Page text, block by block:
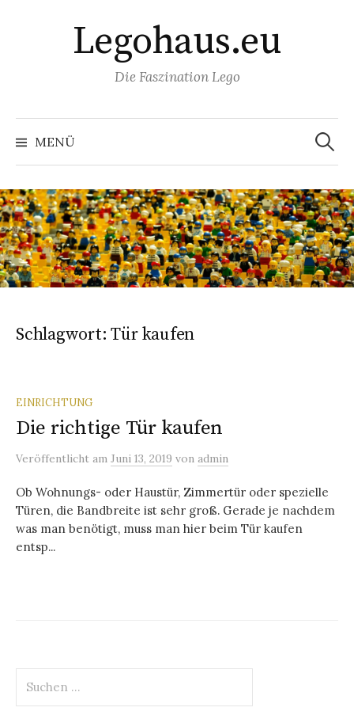
Legohaus.eu
Die Faszination Lego
MENÜ
Suchen
nach:
Schlagwort:Tür kaufen
EINRICHTUNG
Die richtige Tür kaufen
Veröffentlicht am Juni 13, 2019 von admin
Ob Wohnungs- oder Haustür, Zimmertür oder spezielle
Türen, die Bandbreite ist sehr groß. Gerade je nachdem
was man benötigt, muss man hier beim Tür kaufen
entsp...
nach: